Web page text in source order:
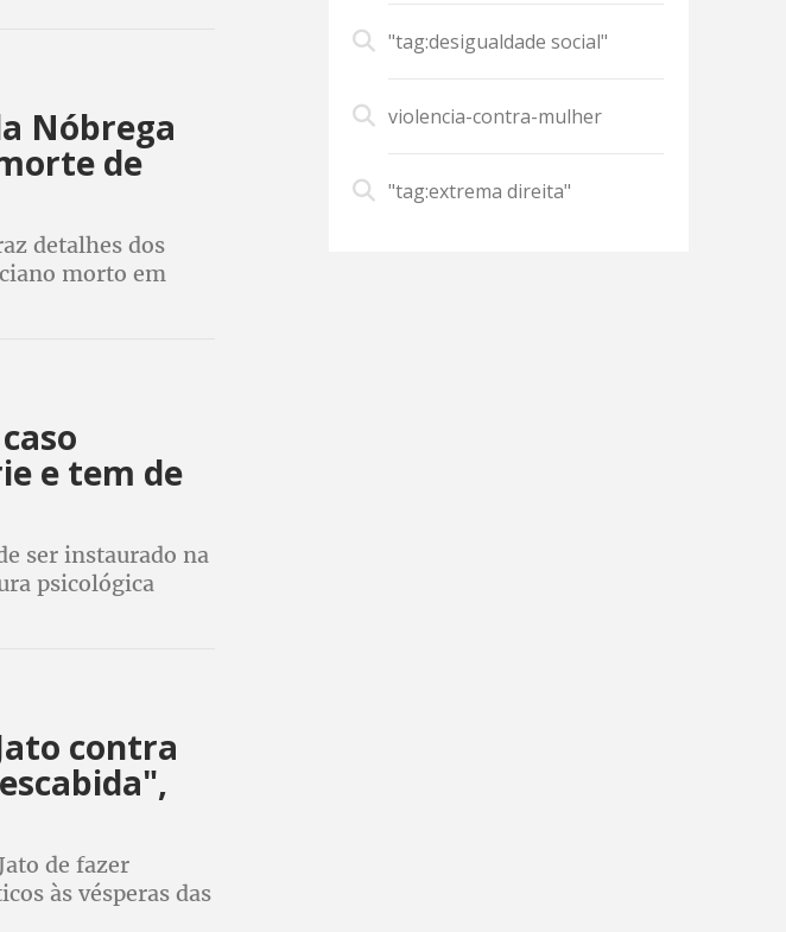
Nóbrega
de
detalhes dos
morto em
e tem de
ser instaurado na
psicológica
contra
de fazer
às vésperas das
"tag:desigualdade social"
violencia-contra-mulher
"tag:extrema direita"